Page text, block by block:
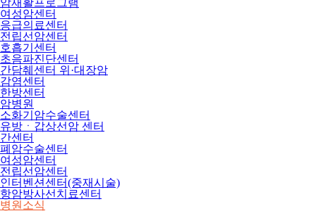
암재활프로그램
여성암센터
응급의료센터
전립선암센터
호흡기센터
초음파진단센터
간담췌센터 위·대장암
감염센터
한방센터
암병원
소화기암수술센터
유방ㆍ갑상선암 센터
간센터
폐암수술센터
여성암센터
전립선암센터
인터벤션센터(중재시술)
항암방사선치료센터
병원소식